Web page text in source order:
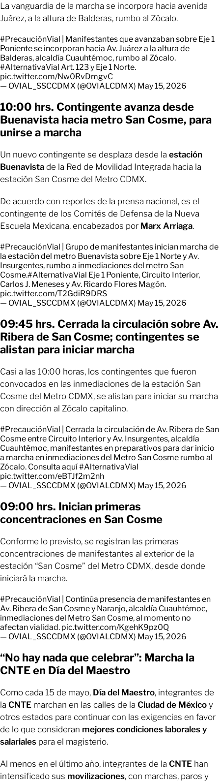
La vanguardia de la marcha se incorpora hacia avenida
Juárez, a la altura de Balderas, rumbo al Zócalo.
#PrecauciónVial | Manifestantes que avanzaban sobre Eje 1
Poniente se incorporan hacia Av. Juárez a la altura de
Balderas, alcaldía Cuauhtémoc, rumbo al Zócalo.
#AlternativaVial Art. 123 y Eje 1 Norte.
pic.twitter.com/Nw0RvDmgvC
— OVIAL_SSCCDMX (@OVIALCDMX) May 15, 2026
10:00 hrs. Contingente avanza desde
Buenavista hacia metro San Cosme, para
unirse a marcha
Un nuevo contingente se desplaza desde la estación
Buenavista de la Red de Movilidad Integrada hacia la
estación San Cosme del Metro CDMX.
De acuerdo con reportes de la prensa nacional, es el
contingente de los Comités de Defensa de la Nueva
Escuela Mexicana, encabezados por Marx Arriaga.
#PrecauciónVial | Grupo de manifestantes inician marcha de
la estación del metro Buenavista sobre Eje 1 Norte y Av.
Insurgentes, rumbo a inmediaciones del metro San
Cosme.#AlternativaVial Eje 1 Poniente, Circuito Interior,
Carlos J. Meneses y Av. Ricardo Flores Magón.
pic.twitter.com/T2GdiR9DRS
— OVIAL_SSCCDMX (@OVIALCDMX) May 15, 2026
09:45 hrs. Cerrada la circulación sobre Av.
Ribera de San Cosme; contingentes se
alistan para iniciar marcha
Casi a las 10:00 horas, los contingentes que fueron
convocados en las inmediaciones de la estación San
Cosme del Metro CDMX, se alistan para iniciar su marcha
con dirección al Zócalo capitalino.
#PrecauciónVial | Cerrada la circulación de Av. Ribera de San
Cosme entre Circuito Interior y Av. Insurgentes, alcaldía
Cuauhtémoc, manifestantes en preparativos para dar inicio
a marcha en inmediaciones del Metro San Cosme rumbo al
Zócalo. Consulta aquí#AlternativaVial
pic.twitter.com/eBTJf2m2nh
— OVIAL_SSCCDMX (@OVIALCDMX) May 15, 2026
09:00 hrs. Inician primeras
concentraciones en San Cosme
Conforme lo previsto, se registran las primeras
concentraciones de manifestantes al exterior de la
estación “San Cosme” del Metro CDMX, desde donde
iniciará la marcha.
#PrecauciónVial | Continúa presencia de manifestantes en
Av. Ribera de San Cosme y Naranjo, alcaldía Cuauhtémoc,
inmediaciones del Metro San Cosme, al momento no
afectan vialidad. pic.twitter.com/KgehK9pz0Q
— OVIAL_SSCCDMX (@OVIALCDMX) May 15, 2026
“No hay nada que celebrar”: Marcha la
CNTE en Día del Maestro
Como cada 15 de mayo, Día del Maestro, integrantes de
la CNTE marchan en las calles de la Ciudad de México y
otros estados para continuar con las exigencias en favor
de lo que consideran mejores condiciones laborales y
salariales para el magisterio.
Al menos en el último año, integrantes de la CNTE han
intensificado sus movilizaciones, con marchas, paros y